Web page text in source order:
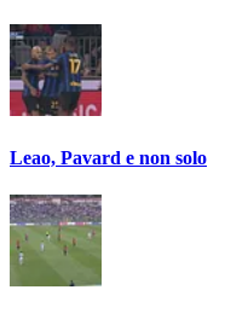
Leao, Pavard e non solo